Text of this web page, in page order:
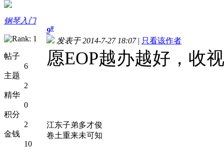
钢琴入门
帖子
6
主题
2
精华
0
积分
2
金钱
10
9#
发表于 2014-7-27 18:07| 只看该作者
愿EOP越办越好，收
江东子弟多才俊
卷土重来未可知